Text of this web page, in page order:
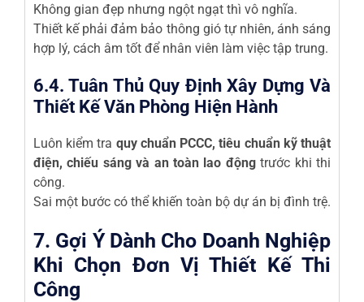
Không gian đẹp nhưng ngột ngạt thì vô nghĩa.
Thiết kế phải đảm bảo thông gió tự nhiên, ánh sáng
hợp lý, cách âm tốt để nhân viên làm việc tập trung.
6.4. Tuân Thủ Quy Định Xây Dựng Và
Thiết Kế Văn Phòng Hiện Hành
Luôn kiểm tra quy chuẩn PCCC, tiêu chuẩn kỹ thuật
điện, chiếu sáng và an toàn lao độngtrước khi thi
công.
Sai một bước có thể khiến toàn bộ dự án bị đình trệ.
7. Gợi Ý Dành Cho Doanh Nghiệp
Khi Chọn Đơn Vị Thiết Kế Thi
Công